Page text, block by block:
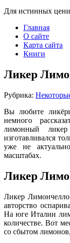
Для истинных
Главная
О сайте
Карта сайта
Книги
Ликер
Рубрика:
Вы любите
немного
лимонный
изготавливался
уже не
масштабах.
Ликер
Ликер
авторство
На юге Италии
количестве. Вот
со сбытом